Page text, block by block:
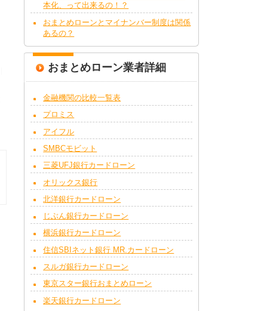
本化、って出来るの！？
おまとめローンとマイナンバー制度は関係
あるの？
おまとめローン業者詳細
金融機関の比較一覧表
プロミス
アイフル
SMBCモビット
三菱UFJ銀行カードローン
オリックス銀行
北洋銀行カードローン
じぶん銀行カードローン
横浜銀行カードローン
住信SBIネット銀行 MR.カードローン
スルガ銀行カードローン
東京スター銀行おまとめローン
楽天銀行カードローン